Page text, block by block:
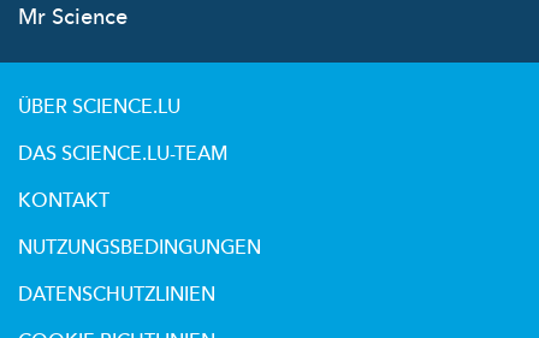
Mr Science
ÜBER SCIENCE.LU
DAS SCIENCE.LU-TEAM
KONTAKT
NUTZUNGSBEDINGUNGEN
DATENSCHUTZLINIEN